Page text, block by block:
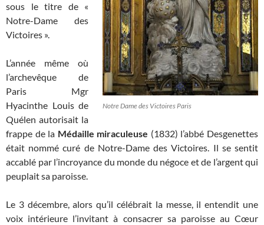
Notre Dame des Victoires Paris
sous le titre de «
Notre-Dame des
Victoires ».
L’année même où
l’archevêque de
Paris Mgr
Hyacinthe Louis de
Quélen autorisait la
frappe de la Médaille miraculeuse (1832) l’abbé Desgenettes
était nommé curé de Notre-Dame des Victoires. Il se sentit
accablé par l’incroyance du monde du négoce et de l’argent qui
peuplait sa paroisse.
Le 3 décembre, alors qu’il célébrait la messe, il entendit une
voix intérieure l’invitant à consacrer sa paroisse au Cœur